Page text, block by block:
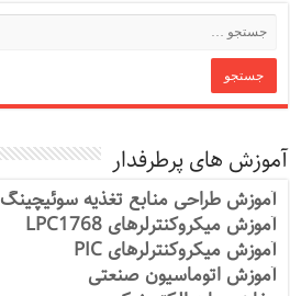
آموزش های پرطرفدار
آموزش طراحی منابع تغذیه سوئیچینگ
آموزش میکروکنترلرهای LPC1768
آموزش میکروکنترلرهای PIC
آموزش اتوماسیون صنعتی